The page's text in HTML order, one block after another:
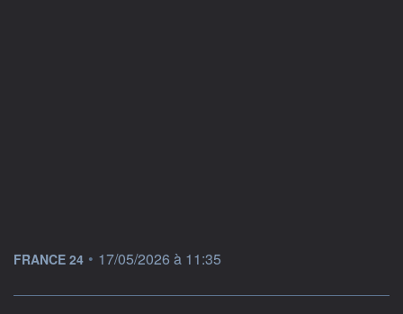
information fournie par
FRANCE 24 • 17/05/2026 à 11:35